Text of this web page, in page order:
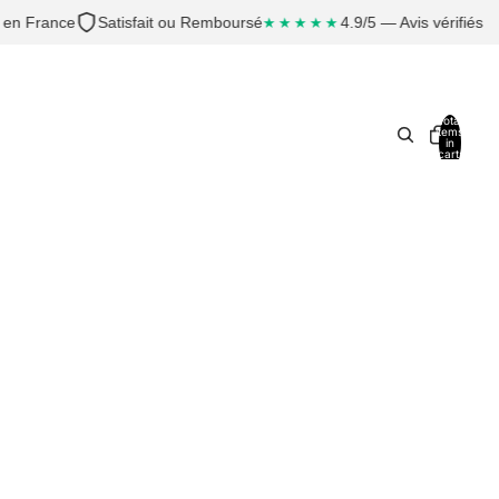
France Satisfait ou Remboursé★★★★★4.9/5 — Avis vérifiés
Total
items
in
cart: